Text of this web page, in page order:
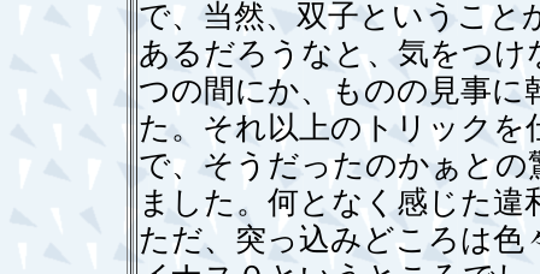
で、当然、双子というこ
あるだろうなと、気をつ
つの間にか、ものの見事
た。それ以上のトリック
で、そうだったのかぁと
ました。何となく感じた
ただ、突っ込みどころは色